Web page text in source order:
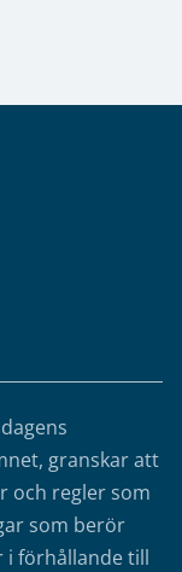
granskar att
och regler som
som berör
i förhållande till